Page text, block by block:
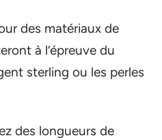
des matériaux de
à l’épreuve du
sterling ou les perles
des longueurs de